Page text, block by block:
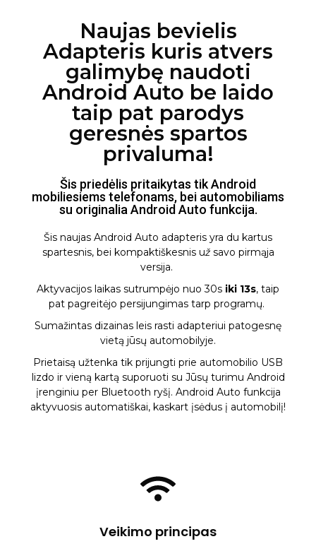
Naujas bevielis
Adapteris kuris atvers
galimybę naudoti
Android Auto be laido
taip pat parodys
geresnės spartos
privaluma!
Šis priedėlis pritaikytas tik Android
mobiliesiems telefonams, bei automobiliams
su originalia Android Auto funkcija.
Šis naujas Android Auto adapteris yra du kartus
spartesnis, bei kompaktiškesnis užsavo pirmąja
versija.
Aktyvacijos laikas sutrumpėjo nuo 30s iki 13s, taip
pat pagreitėjo persijungimas tarp programų.
Sumažintas dizainas leis rasti adapteriui patogesnę
vietą jūsų automobilyje.
Prietaisą užtenka tik prijungti prie automobilio USB
lizdo ir vieną kartą suporuoti su Jūsų turimu Android
įrenginiu per Bluetooth ryšį. Android Auto funkcija
aktyvuosis automatiškai, kaskart įsėdus į automobilį!
Veikimo principas